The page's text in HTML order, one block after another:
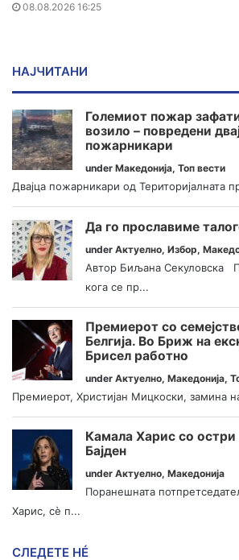
08.08.2026 16:25
НАЈЧИТАНИ
Големиот пожар
возило – повредени
пожарникари
under Македонија, Топ вести
Двајца пожарникари од Територијалната
Да го прославиме
under Актуелно, Избор,
Автор Биљана Секуловска
кога се пр...
Премиерот со
Белгија. Во Бриж на
Брисел работно
under Актуелно, Македонија,
Премиерот, Христијан Мицкоски, замина
Камала Харис со
Бајден
under Актуелно, Македонија
Поранешната
Харис, сè п...
СЛЕДЕТЕ НÉ